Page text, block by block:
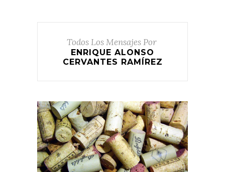
Todos Los Mensajes Por
ENRIQUE ALONSO
CERVANTES RAMÍREZ